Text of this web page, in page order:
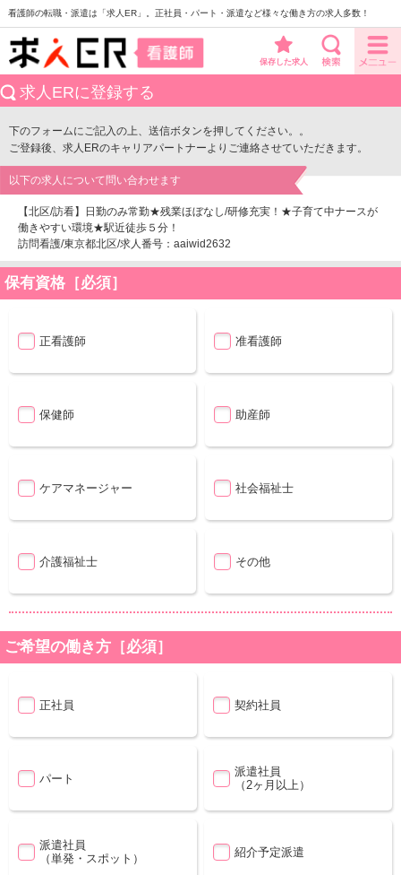
看護師の転職・派遣は「求人ER」。正社員・パート・派遣など様々な働き方の求人多数！
保存した求人
求人ERに登録する
下のフォームにご記入の上、送信ボタンを押してください。。
ご登録後、求人ERのキャリアパートナーよりご連絡させていただきます。
以下の求人について問い合わせます
【北区/訪看】日勤のみ常勤★残業ほぼなし/研修充実！★子育て中ナースが
働きやすい環境★駅近徒歩５分！
訪問看護/東京都北区/求人番号：aaiwid2632
保有資格［必須］
正看護師 准看護師
保健師 助産師
ケアマネージャー 社会福祉士
介護福祉士 その他
ご希望の働き方［必須］
正社員 契約社員
パート
派遣社員
（2ヶ月以上）
派遣社員
（単発・スポット）
紹介予定派遣